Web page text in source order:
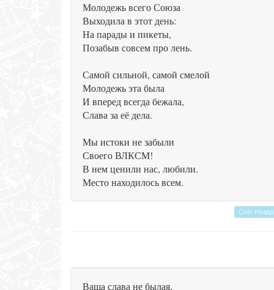
Молодежь всего Союза
Выходила в этот день:
На парады и пикеты,
Позабыв совсем про лень.
Самой сильной, самой смелой
Молодежь эта была
И вперед всегда бежала,
Слава за её дела.
Мы истоки не забыли
Своего ВЛКСМ!
В нем ценили нас, любили.
Место находилось всем.
Смс
Ваша слава не былая,